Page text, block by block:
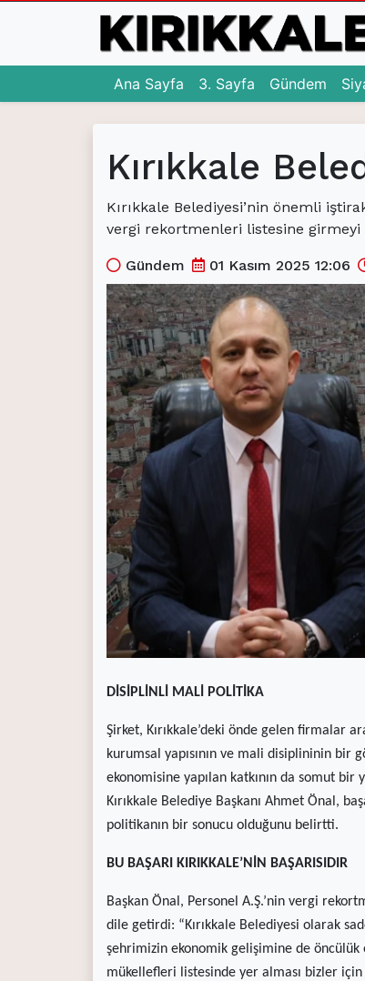
Ana Sayfa
(current)
(current)
(current)
(current)
(current)
(current)
(current)
Kültür Sanat(current)
(current)
(current)
(current)
(current)
(current)
Ana Sayfa 3. Sayfa (current)
Gündem
Kırıkkale
Kırıkkale Belediyesi’nin önemli
vergi rekortmenleri listesine girmeyi
Gündem 01 Kasım 2025 12:06
DİSİPLİNLİ MALİ POLİTİKA
Şirket, Kırıkkale’deki önde gelen firmalar
kurumsal yapısının ve mali disiplininin bir
ekonomisine yapılan katkının da somut bir
Kırıkkale Belediye Başkanı Ahmet Önal,
politikanın bir sonucu olduğunu belirtti.
BU BAŞARI KIRIKKALE’NİN BAŞARISIDIR
Başkan Önal, Personel A.Ş.’nin vergi
dile getirdi: “Kırıkkale Belediyesi olarak
şehrimizin ekonomik gelişimine de öncülük
mükellefleri listesinde yer alması bizler